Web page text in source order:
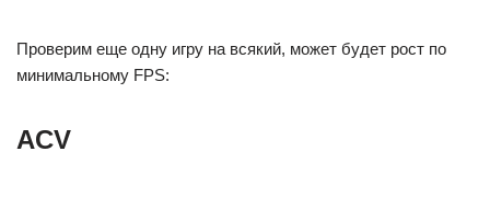
Проверим еще одну игру на всякий, может будет рост по
минимальному FPS:
ACV